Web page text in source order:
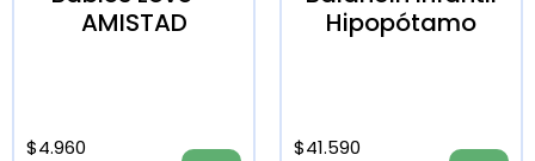
AMISTAD
$4.960
Hipopótamo
$41.590